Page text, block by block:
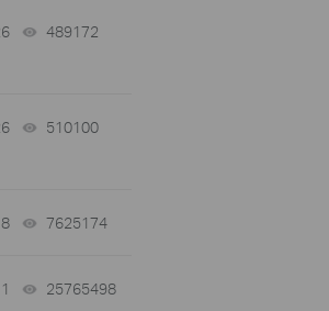
489172
510100
7625174
25765498